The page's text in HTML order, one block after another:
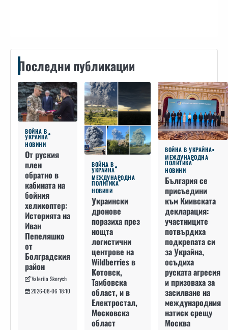
Последни публикации
ВОЙНА В
УКРАЙНА
НОВИНИ
От руския
плен
обратно в
кабината на
бойния
хеликоптер:
Историята на
Иван
Пепеляшко
от
Болградския
район
Valeriia Skorych
2026-08-06 18:10
ВОЙНА В
УКРАЙНА
МЕЖДУНАРОДНА
ПОЛИТИКА
НОВИНИ
Украински
дронове
поразиха през
нощта
логистични
центрове на
Wildberries в
Котовск,
Тамбовска
област, и в
Електростал,
Московска
област
ВОЙНА В УКРАЙНА
МЕЖДУНАРОДНА
ПОЛИТИКА
НОВИНИ
България се
присъедини
към Киивската
декларация:
участниците
потвърдиха
подкрепата си
за Украйна,
осъдиха
руската агресия
и призоваха за
засилване на
международния
натиск срещу
Москва